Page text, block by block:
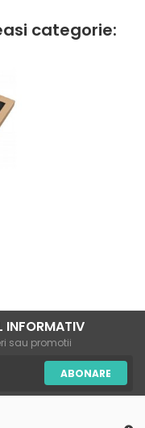
categorie:
INFORMATIV
sau promotii
ABONARE